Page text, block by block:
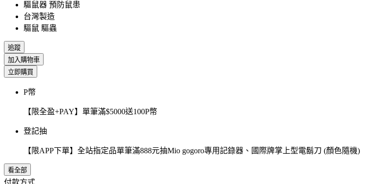
驅鼠器 預防鼠患
台灣製造
驅鼠 驅蟲
追蹤
加入購物車
立即購買
P幣
【限全盈+PAY】單筆滿$5000送100P幣
登記抽
【限APP下單】全站指定品單筆滿888元抽Mio gogoro專用記錄器、國際牌掌上型電鬍刀 (顏色隨機)
看全部